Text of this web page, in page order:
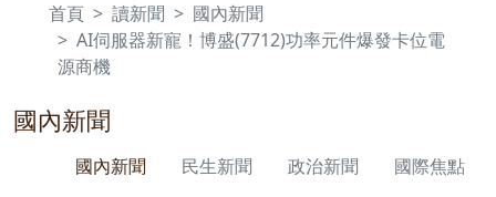
首頁 讀新聞
國內新聞
AI伺服器新寵！博盛(7712)功率元件爆發卡位電
源商機
國內新聞
國內新聞 民生新聞 政治新聞
國際焦點